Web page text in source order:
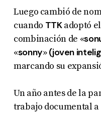
Luego cambió de
cuando TTKadoptó
combinación de «
«sonny»(joven
marcando su
Un año antes de la
trabajo documental a